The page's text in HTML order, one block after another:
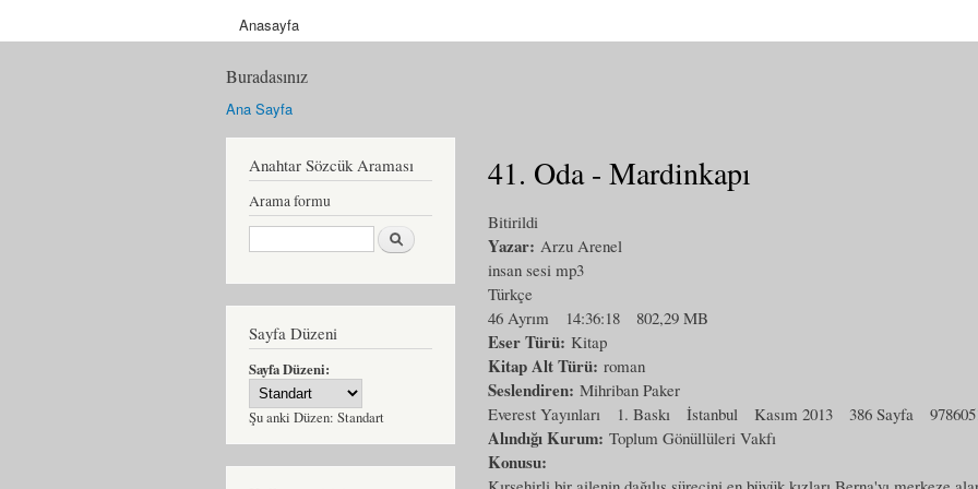
Anasayfa
Buradasınız
Ana Sayfa
Anahtar Sözcük Araması
Arama formu
Ara
Sayfa Düzeni
Sayfa Düzeni:
Şu anki Düzen: Standart
41. Oda - Mardinkapı
Bitirildi
Yazar: Arzu Arenel
insan sesi mp3
Türkçe
46 Ayrım
14:36:18 802,29 MB
Eser Türü: Kitap
Kitap Alt Türü: roman
Seslendiren: Mihriban Paker
Everest Yayınları
1. Baskı İstanbul Kasım 2013 386 Sayfa
Alındığı Kurum: Toplum Gönüllüleri Vakfı
Konusu: